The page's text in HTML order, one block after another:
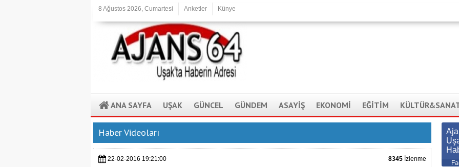
8 Ağustos 2026, Cumartesi Anketler Künye
ANA SAYFA UŞAK GÜNCEL GÜNDEM ASAYİŞ EKONOMİ EĞİTİM
Haber Videoları
22-02-2016 19:21:00 8345 İzlenme